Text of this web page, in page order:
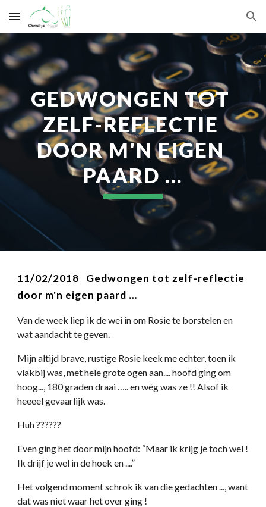
Skip to main content Skip to navigation
GEDWONGEN TOT
ZELF-REFLECTIE
DOOR M'N EIGEN
PAARD …
11/02/2018   Gedwongen tot zelf-reflectie
door m'n eigen paard …
Van de week liep ik de wei in om Rosie te borstelen en
wat aandacht te geven.
Mijn altijd brave, rustige Rosie keek me echter, toen ik
vlakbij was, met hele grote ogen aan.... hoofd ging om
hoog..., 180 graden draai ….. en wég was ze !! Alsof ik
heeeel gevaarlijk was.
Huh ??????
Even ging het door mijn hoofd: “Maar ik krijg je toch wel !
Ik drijf je wel in de hoek en ....”
Het volgend moment schrok ik van die gedachten ..., want
dat was niet waar het over ging !